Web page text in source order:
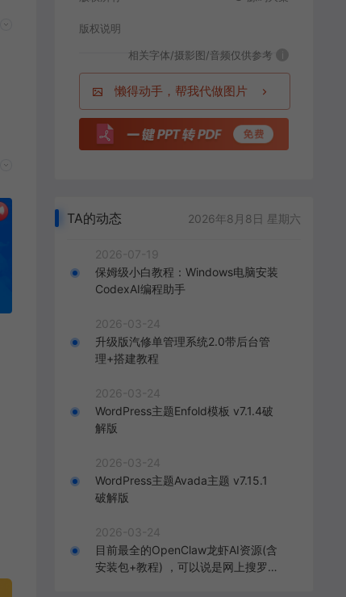
版权说明
相关字体/摄影图/音频仅供参考 i
懒得动手，帮我代做图片
TA的动态 2026年8月8日 星期六
2026-07-19
保姆级小白教程：Windows电脑安装
CodexAI编程助手
2026-03-24
升级版汽修单管理系统2.0带后台管
理+搭建教程
2026-03-24
WordPress主题Enfold模板 v7.1.4破
解版
2026-03-24
WordPress主题Avada主题 v7.15.1
破解版
2026-03-24
目前最全的OpenClaw龙虾AI资源(含
安装包+教程) ，可以说是网上搜罗的